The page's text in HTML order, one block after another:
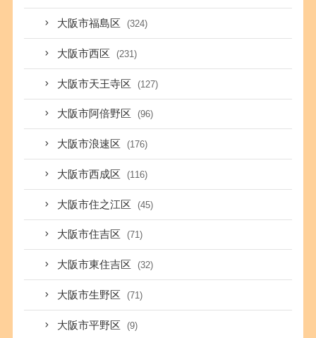
大阪市福島区 (324)
大阪市西区 (231)
大阪市天王寺区 (127)
大阪市阿倍野区 (96)
大阪市浪速区 (176)
大阪市西成区 (116)
大阪市住之江区 (45)
大阪市住吉区 (71)
大阪市東住吉区 (32)
大阪市生野区 (71)
大阪市平野区 (9)